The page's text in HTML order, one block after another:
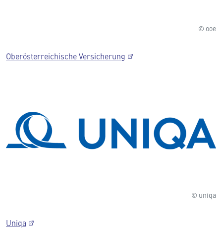
© ooe
Oberösterreichische Versicherung
© uniqa
Uniqa